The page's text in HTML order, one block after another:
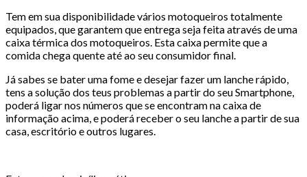
Tem em sua disponibilidade vários motoqueiros totalmente
equipados, que garantem que entrega seja feita através de uma
caixa térmica dos motoqueiros. Esta caixa permite que a
comida chega quente até ao seu consumidor final.
Já sabes se bater uma fome e desejar fazer um lanche rápido,
tens a solução dos teus problemas a partir do seu Smartphone,
poderá ligar nos números que se encontram na caixa de
informação acima, e poderá receber o seu lanche a partir de sua
casa, escritório e outros lugares.